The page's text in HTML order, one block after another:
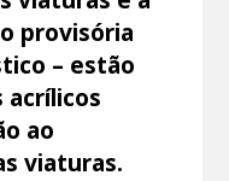
provisória
– estão
acrílicos
ao
viaturas.